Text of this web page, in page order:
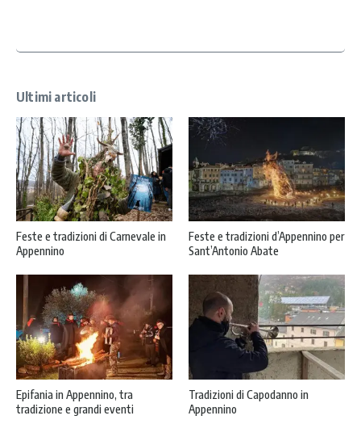
Ultimi articoli
Feste e tradizioni di Carnevale in
Appennino
Feste e tradizioni d’Appennino per
Sant’Antonio Abate
Epifania in Appennino, tra
tradizione e grandi eventi
Tradizioni di Capodanno in
Appennino